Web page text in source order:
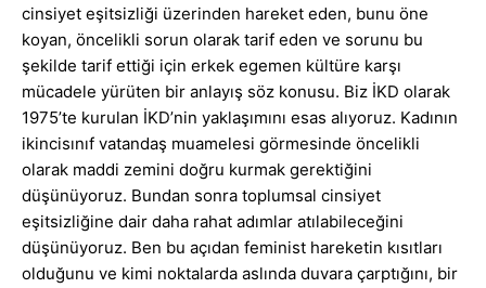
cinsiyet eşitsizliği üzerinden hareket eden, bunu öne
koyan, öncelikli sorun olarak tarif eden ve sorunu bu
şekilde tarif ettiği için erkek egemen kültüre karşı
mücadele yürüten bir anlayış söz konusu. Biz İKD olarak
1975’te kurulan İKD’nin yaklaşımını esas alıyoruz. Kadının
ikincisınıf vatandaş muamelesi görmesinde öncelikli
olarak maddi zemini doğru kurmak gerektiğini
düşünüyoruz. Bundan sonra toplumsal cinsiyet
eşitsizliğine dair daha rahat adımlar atılabileceğini
düşünüyoruz. Ben bu açıdan feminist hareketin kısıtları
olduğunu ve kimi noktalarda aslında duvara çarptığını, bir